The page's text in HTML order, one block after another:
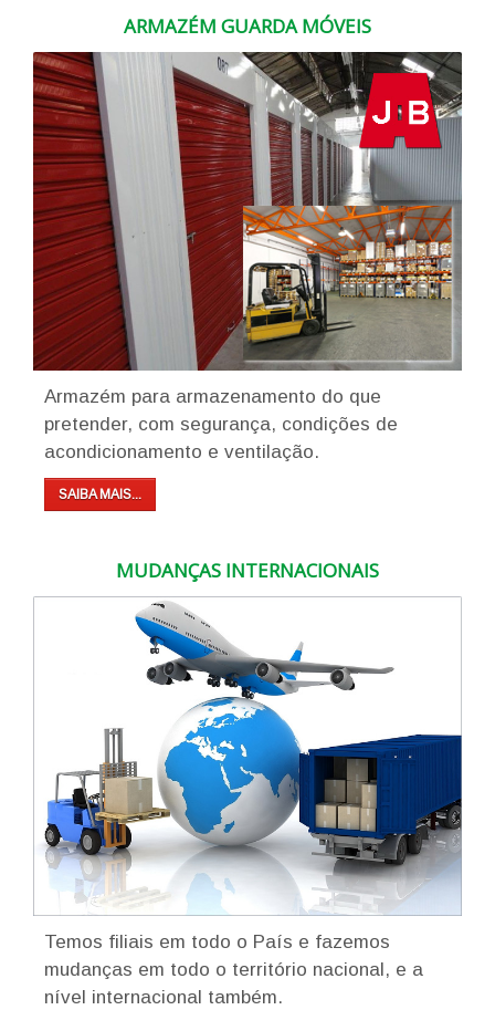
ARMAZÉM GUARDA MÓVEIS
Armazém para armazenamento do que
pretender, com segurança, condições de
acondicionamento e ventilação.
SAIBA MAIS...
MUDANÇAS INTERNACIONAIS
Temos filiais em todo o País e fazemos
mudanças em todo o território nacional, e a
nível internacional também.